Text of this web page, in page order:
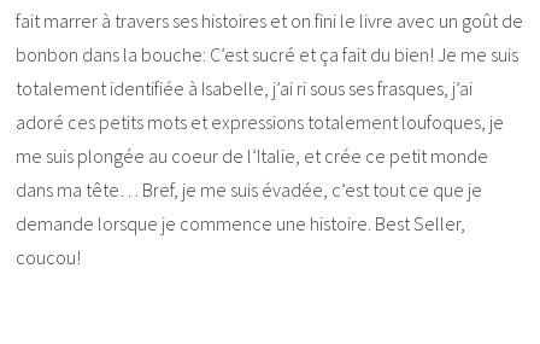
fait marrer à travers ses histoires et on fini le livre avec un goût de
bonbon dans la bouche: C’est sucré et ça fait du bien! Je me suis
totalement identifiée à Isabelle, j’ai ri sous ses frasques, j’ai
adoré ces petits mots et expressions totalement loufoques, je
me suis plongée au coeur de l’Italie, et crée ce petit monde
dans ma tête… Bref, je me suis évadée, c’est tout ce que je
demande lorsque je commence une histoire. Best Seller,
coucou!